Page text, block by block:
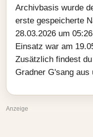
Archivbasis wurde
erste gespeicherte
28.03.2026 um
Einsatz war am
Zusätzlich findest
Gradner G'sang aus
Anzeige